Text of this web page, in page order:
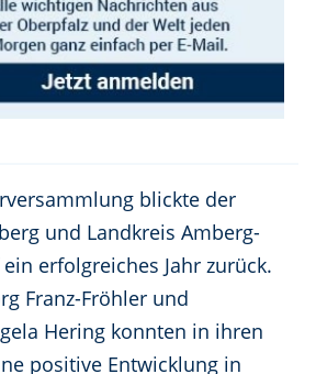
blickte der
und Landkreis Amberg-
erfolgreiches Jahr zurück.
Franz-Fröhler und
Hering konnten in ihren
positive Entwicklung in